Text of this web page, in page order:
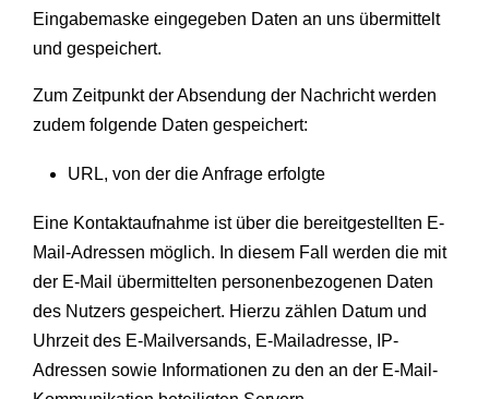
Eingabemaske eingegeben Daten an uns übermittelt
und gespeichert.
Zum Zeitpunkt der Absendung der Nachricht werden
zudem folgende Daten gespeichert:
URL, von der die Anfrage erfolgte
Eine Kontaktaufnahme ist über die bereitgestellten E-
Mail-Adressen möglich. In diesem Fall werden die mit
der E-Mail übermittelten personenbezogenen Daten
des Nutzers gespeichert. Hierzu zählen Datum und
Uhrzeit des E-Mailversands, E-Mailadresse, IP-
Adressen sowie Informationen zu den an der E-Mail-